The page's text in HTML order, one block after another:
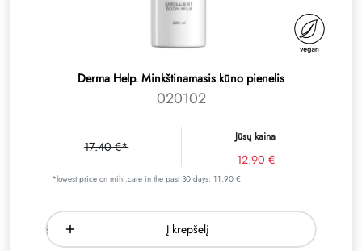
Derma Help. Minkštinamasis kūno pienelis
020102
17.40 €*
Jūsų kaina
12.90 €
*lowest price on mihi.care in the past 30 days: 11.90 €
Į krepšelį